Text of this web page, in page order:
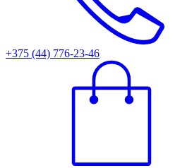
+375 (44) 776-23-46